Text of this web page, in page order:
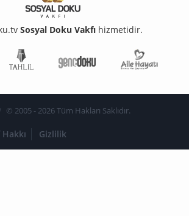
Sosyal Doku Vakfı hizmetidir.
Meclisi
Genç Doku
© 2005 - 2026 Tüm Hakları Saklıdır.
Gizlilik